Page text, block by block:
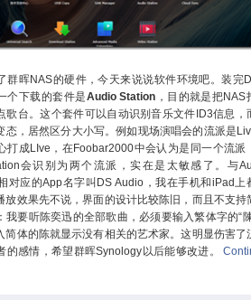
晖NAS的硬件，今天来说说软件环境吧。装完
个下载的套件是Audio Station ，目的就是把NAS
歌台。这个套件可以自动识别音乐文件ID3信息，
态，居然区分大小写。例如现场演唱会的流派是
打成LIve，在Foobar2000中会认为是同一个流派
会识别为两个流派，实在是太敏感了。与
对应的App名字叫DS Audio，我在手机和iPad上
放效果先不说，界面的设计比较陈旧，而且不支持
我要听陈奕迅的全部歌曲，必须要输入繁体字的“
简体的陈就显示没有相关的艺术家。这明显伤害了
的感情，希望群晖Synology以后能够改进。